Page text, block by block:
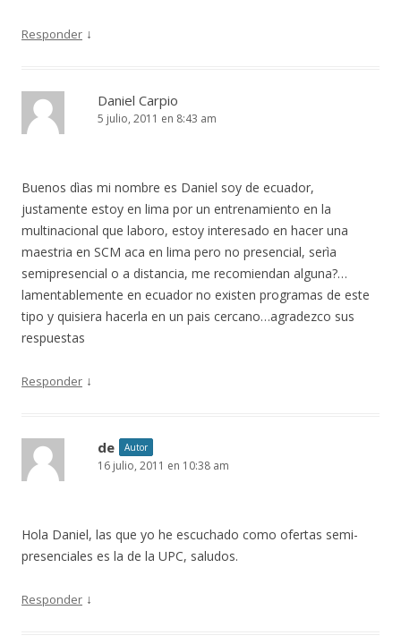
Responder ↓
Daniel Carpio
5 julio, 2011 en 8:43 am
Buenos dìas mi nombre es Daniel soy de ecuador,
justamente estoy en lima por un entrenamiento en la
multinacional que laboro, estoy interesado en hacer una
maestria en SCM aca en lima pero no presencial, serìa
semipresencial o a distancia, me recomiendan alguna?…
lamentablemente en ecuador no existen programas de este
tipo y quisiera hacerla en un pais cercano…agradezco sus
respuestas
Responder ↓
de Autor
16 julio, 2011 en 10:38 am
Hola Daniel, las que yo he escuchado como ofertas semi-
presenciales es la de la UPC, saludos.
Responder ↓